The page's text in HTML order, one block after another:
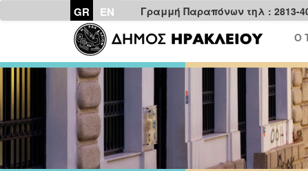
GR EN
Γραμμή Παραπόνων τηλ : 2813-
Ο